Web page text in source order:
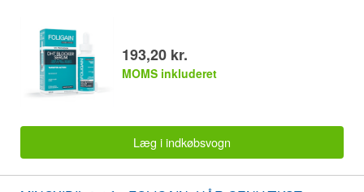
193,20 kr.
MOMS inkluderet
Læg i indkøbsvogn